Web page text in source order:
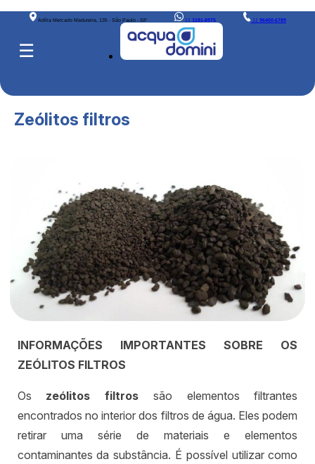
Adília Mercado Madureira, 135 - São Paulo - SP 113181-8975 11 96400-6789
☰
Zeólitos filtros
INFORMAÇÕES IMPORTANTES SOBRE OS
ZEÓLITOS FILTROS
Os zeólitos filtros são elementos filtrantes
encontrados no interior dos filtros de água. Eles podem
retirar uma série de materiais e elementos
contaminantes da substância. É possível utilizar como